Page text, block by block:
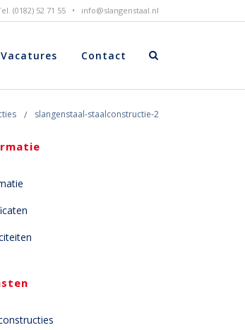
(0182) 52 71 55 • info@slangenstaal.nl
Vacatures Contact
slangenstaal-staalconstructie-2